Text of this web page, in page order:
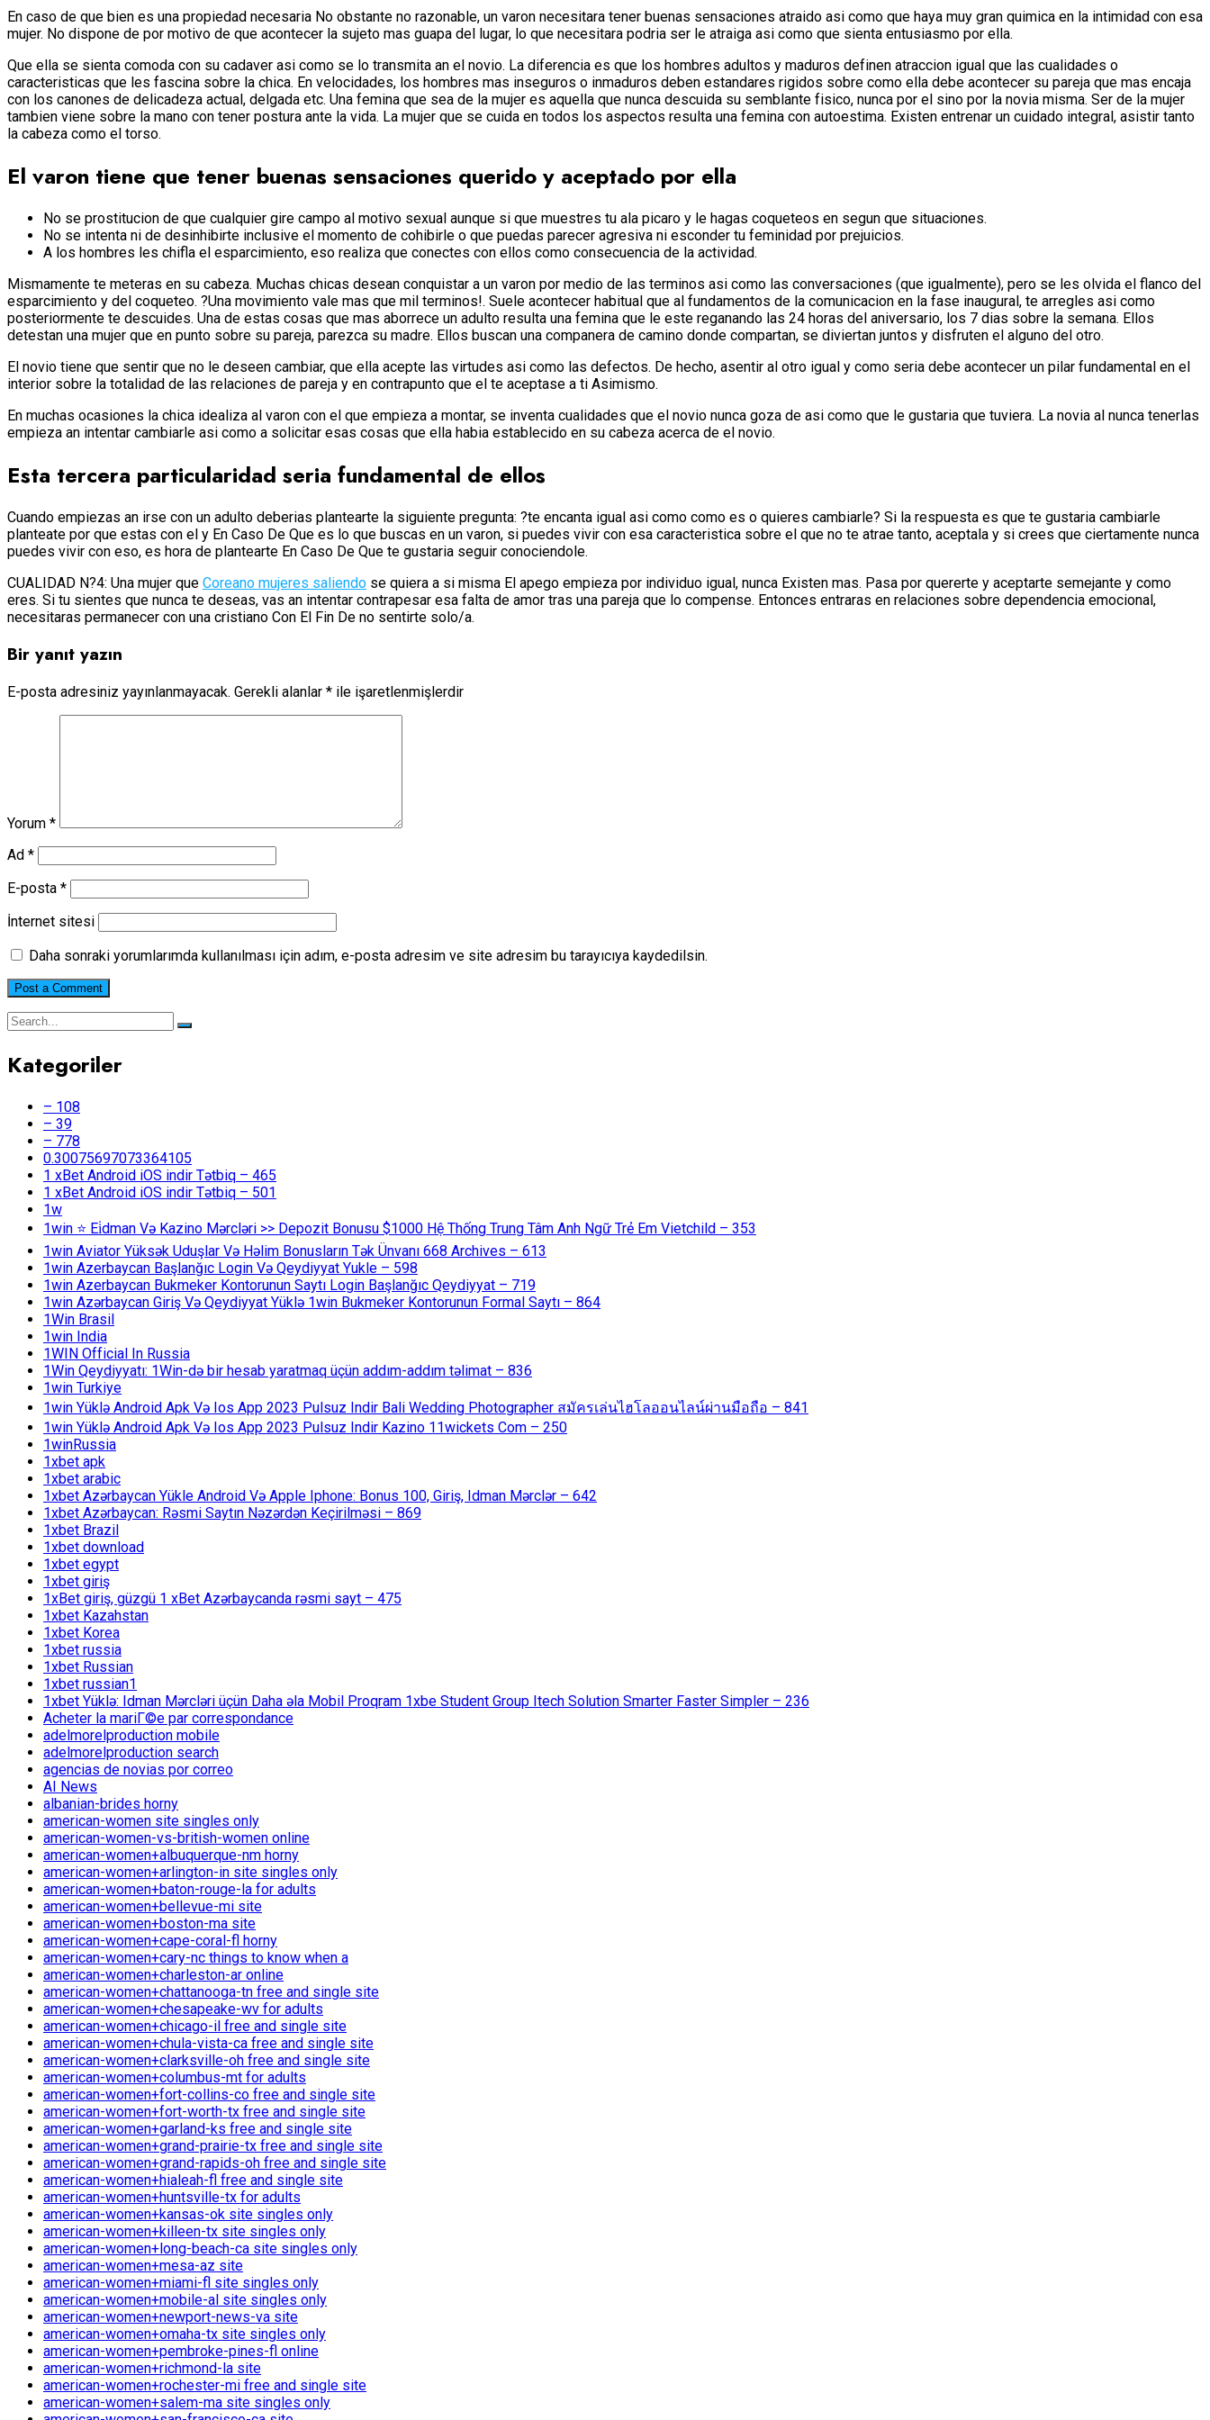
En caso de que bien es una propiedad necesaria No obstante no razonable, un varon necesitara tener buenas sensaciones atraido asi­ como que haya muy gran quimica en la intimidad con esa
mujer. No dispone de por motivo de que acontecer la sujeto mas guapa del lugar, lo que necesitara podri­a ser le atraiga asi­ como que sienta entusiasmo por ella.
Que ella se sienta comoda con su cadaver asi­ como se lo transmita an el novio. La diferencia es que los hombres adultos y maduros definen atraccion igual que las cualidades o
caracteristicas que les fascina sobre la chica. En velocidades, los hombres mas inseguros o inmaduros deben estandares rigidos sobre como ella debe acontecer su pareja que mas encaja
con los canones de delicadeza actual, delgada etc. Una femina que sea de la mujer es aquella que nunca descuida su semblante fisico, nunca por el sino por la novia misma. Ser de la mujer
tambien viene sobre la mano con tener postura ante la vida. La mujer que se cuida en todos los aspectos resulta una femina con autoestima. Existen entrenar un cuidado integral, asistir tanto
la cabeza como el torso.
El varon tiene que tener buenas sensaciones querido y aceptado por ella
No se prostitucion de que cualquier gire campo al motivo sexual aunque si que muestres tu ala picaro y le hagas coqueteos en segun que situaciones.
No se intenta ni de desinhibirte inclusive el momento de cohibirle o que puedas parecer agresiva ni esconder tu feminidad por prejuicios.
A los hombres les chifla el esparcimiento, eso realiza que conectes con ellos como consecuencia de la actividad.
Mismamente te meteras en su cabeza. Muchas chicas desean conquistar a un varon por medio de las terminos asi­ como las conversaciones (que igualmente), pero se les olvida el flanco del
esparcimiento y del coqueteo. ?Una movimiento vale mas que mil terminos!. Suele acontecer habitual que al fundamentos de la comunicacion en la fase inaugural, te arregles asi­ como
posteriormente te descuides. Una de estas cosas que mas aborrece un adulto resulta una femina que le este reganando las 24 horas del aniversario, los 7 dias sobre la semana. Ellos
detestan una mujer que en punto sobre su pareja, parezca su madre. Ellos buscan una companera de camino donde compartan, se diviertan juntos y disfruten el alguno del otro.
El novio tiene que sentir que no le deseen cambiar, que ella acepte las virtudes asi­ como las defectos. De hecho, asentir al otro igual y como seri­a debe acontecer un pilar fundamental en el
interior sobre la totalidad de las relaciones de pareja y en contrapunto que el te aceptase a ti Asimismo.
En muchas ocasiones la chica idealiza al varon con el que empieza a montar, se inventa cualidades que el novio nunca goza de asi­ como que le gustaria que tuviera. La novia al nunca tenerlas
empieza an intentar cambiarle asi­ como a solicitar esas cosas que ella habia establecido en su cabeza acerca de el novio.
Esta tercera particularidad seri­a fundamental de ellos
Cuando empiezas an irse con un adulto deberias plantearte la siguiente pregunta: ?te encanta igual asi­ como como es o quieres cambiarle? Si la respuesta es que te gustaria cambiarle
planteate por que estas con el y En Caso De Que es lo que buscas en un varon, si puedes vivir con esa caracteristica sobre el que no te atrae tanto, aceptala y si crees que ciertamente nunca
puedes vivir con eso, es hora de plantearte En Caso De Que te gustaria seguir conociendole.
CUALIDAD N?4: Una mujer que Coreano mujeres saliendo se quiera a si misma El apego empieza por individuo igual, nunca Existen mas. Pasa por quererte y aceptarte semejante y como
eres. Si tu sientes que nunca te deseas, vas an intentar contrapesar esa falta de amor tras una pareja que lo compense. Entonces entraras en relaciones sobre dependencia emocional,
necesitaras permanecer con una cristiano Con El Fin De no sentirte solo/a.
Bir yanıt yazın
E-posta adresiniz yayınlanmayacak. Gerekli alanlar * ile işaretlenmişlerdir
Yorum *
Ad *
E-posta *
İnternet sitesi
Daha sonraki yorumlarımda kullanılması için adım, e-posta adresim ve site adresim bu tarayıcıya kaydedilsin.
Kategoriler
– 108
– 39
– 778
0.30075697073364105
1 xBet Android iOS indir Tətbiq – 465
1 xBet Android iOS indir Tətbiq – 501
1w
1win ⭐ Ei̇dman Və Kazino Mərcləri >> Depozit Bonusu $1000 Hệ Thống Trung Tâm Anh Ngữ Trẻ Em Vietchild – 353
1win Aviator Yüksək Uduşlar Və Həlim Bonusların Tək Ünvanı 668 Archives – 613
1win Azerbaycan Başlanğıc Login Və Qeydiyyat Yukle – 598
1win Azerbaycan Bukmeker Kontorunun Saytı Login Başlanğıc Qeydiyyat – 719
1win Azərbaycan Giriş Və Qeydiyyat Yüklə 1win Bukmeker Kontorunun Formal Saytı – 864
1Win Brasil
1win India
1WIN Official In Russia
1Win Qeydiyyatı: 1Win-də bir hesab yaratmaq üçün addım-addım təlimat – 836
1win Turkiye
1win Yüklə Android Apk Və Ios App 2023 Pulsuz Indir Bali Wedding Photographer สมัครเล่นไฮโลออนไลน์ผ่านมือถือ – 841
1win Yüklə Android Apk Və Ios App 2023 Pulsuz Indir Kazino 11wickets Com – 250
1winRussia
1xbet apk
1xbet arabic
1xbet Azərbaycan Yükle Android Və Apple Iphone: Bonus 100, Giriş, Idman Mərclər – 642
1xbet Azərbaycan: Rəsmi Saytın Nəzərdən Keçirilməsi – 869
1xbet Brazil
1xbet download
1xbet egypt
1xbet giriş
1xBet giriş, güzgü 1 xBet Azərbaycanda rəsmi sayt – 475
1xbet Kazahstan
1xbet Korea
1xbet russia
1xbet Russian
1xbet russian1
1xbet Yüklə: Idman Mərcləri üçün Daha əla Mobil Proqram 1xbe Student Group Itech Solution Smarter Faster Simpler – 236
Acheter la mariГ©e par correspondance
adelmorelproduction mobile
adelmorelproduction search
agencias de novias por correo
AI News
albanian-brides horny
american-women site singles only
american-women-vs-british-women online
american-women+albuquerque-nm horny
american-women+arlington-in site singles only
american-women+baton-rouge-la for adults
american-women+bellevue-mi site
american-women+boston-ma site
american-women+cape-coral-fl horny
american-women+cary-nc things to know when a
american-women+charleston-ar online
american-women+chattanooga-tn free and single site
american-women+chesapeake-wv for adults
american-women+chicago-il free and single site
american-women+chula-vista-ca free and single site
american-women+clarksville-oh free and single site
american-women+columbus-mt for adults
american-women+fort-collins-co free and single site
american-women+fort-worth-tx free and single site
american-women+garland-ks free and single site
american-women+grand-prairie-tx free and single site
american-women+grand-rapids-oh free and single site
american-women+hialeah-fl free and single site
american-women+huntsville-tx for adults
american-women+kansas-ok site singles only
american-women+killeen-tx site singles only
american-women+long-beach-ca site singles only
american-women+mesa-az site
american-women+miami-fl site singles only
american-women+mobile-al site singles only
american-women+newport-news-va site
american-women+omaha-tx site singles only
american-women+pembroke-pines-fl online
american-women+richmond-la site
american-women+rochester-mi free and single site
american-women+salem-ma site singles only